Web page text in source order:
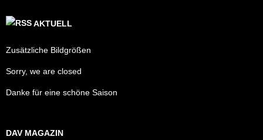
AKTUELL
Zusätzliche Bildgrößen
Sorry, we are closed
Danke für eine schöne Saison
DAV MAGAZIN